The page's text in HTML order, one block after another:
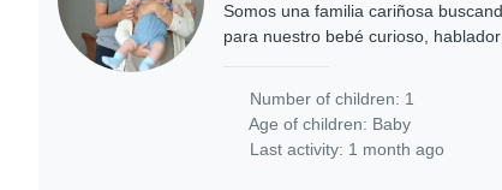
Somos una familia cariñosa
para nuestro bebé curioso,
Number of children: 1
Age of children: Baby
Last activity: 1 month ago